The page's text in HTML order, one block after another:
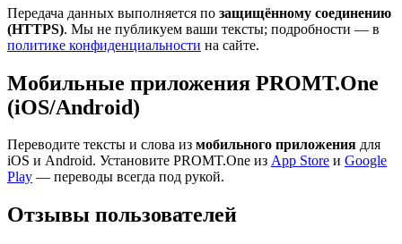
Передача данных выполняется по защищённому соединению
(HTTPS). Мы не публикуем ваши тексты; подробности — в
политике конфиденциальности на сайте.
Мобильные приложения PROMT.One
(iOS/Android)
Переводите тексты и слова из мобильного приложения для
iOS и Android. Установите PROMT.One из App Store и Google
Play — переводы всегда под рукой.
Отзывы пользователей